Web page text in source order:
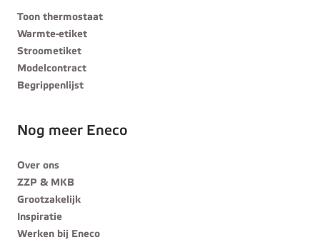
Toon thermostaat
Warmte-etiket
Stroometiket
Modelcontract
Begrippenlijst
Nog meer Eneco
Over ons
ZZP & MKB
Grootzakelijk
Inspiratie
Werken bij Eneco